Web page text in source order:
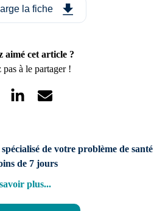
la fiche
aimé cet article ?
pas à le partager !
de votre problème de santé
de 7 jours
plus...